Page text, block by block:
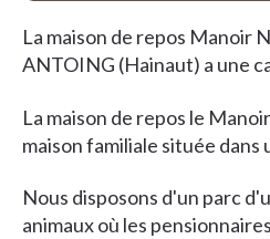
La maison de repos Manoir
ANTOING (Hainaut) a une
La maison de repos le
maison familiale située dans
Nous disposons d'un parc
animaux où les